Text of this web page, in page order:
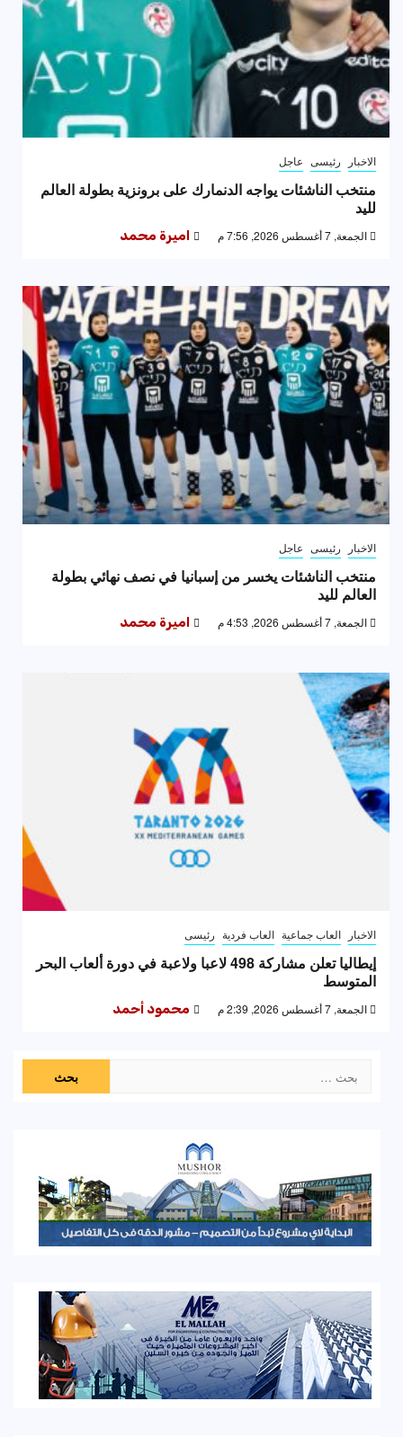
الاخبار رئيسى عاجل
منتخب الناشئات يواجه الدنمارك على برونزية بطولة العالم
لليد
الجمعة, 7 أغسطس 2026, 7:56 م اميرة محمد
الاخبار رئيسى عاجل
منتخب الناشئات يخسر من إسبانيا في نصف نهائي بطولة
العالم لليد
الجمعة, 7 أغسطس 2026, 4:53 م اميرة محمد
الاخبار العاب جماعية العاب فردية رئيسى
إيطاليا تعلن مشاركة 498 لاعبا ولاعبة في دورة ألعاب البحر
المتوسط
الجمعة, 7 أغسطس 2026, 2:39 م محمود أحمد
عن: